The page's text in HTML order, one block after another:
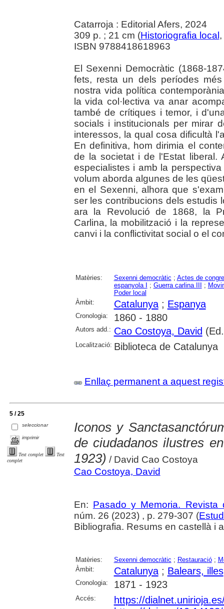
Catarroja : Editorial Afers, 2024
309 p. ; 21 cm (Historiografia local
ISBN 9788418618963
El Sexenni Democràtic (1868-
fets, resta un dels períodes
nostra vida política
la vida col·lectiva va anar
també de crítiques i temor, i
socials i institucionals per mirar
interessos, la qual cosa dificultà
En definitiva, hom dirimia el
de la societat i de l'Estat liberal.
especialistes i amb la
volum aborda algunes de les
en el Sexenni, alhora que
ser les contribucions dels estudis
ara la Revolució de 1868, la
Carlina, la mobilització i la
canvi i la conflictivitat social o el
Matèries: Sexenni democràtic ; Actes de
espanyola I
; Guerra carlina III ;
Poder local
Àmbit:
Catalunya; Espanya
Cronologia: 1860 - 1880
Autors add.: Cao Costoya, David
Localització: Biblioteca de Catalunya
Enllaç permanent a aquest
5 / 25
seleccionar
imprimir
Text complet
Text
complet
Iconos y
de ciudadanos ilustres
1923) / David Cao Costoya
Cao Costoya, David
En: Pasado y Memoria. Revista
núm. 26 (2023) , p. 279-307 (
Bibliografia. Resums en castellà i
Matèries: Sexenni democràtic ; Restauració;
Àmbit:
Catalunya; Balears, illes
Cronologia: 1871 - 1923
Accés:
https://